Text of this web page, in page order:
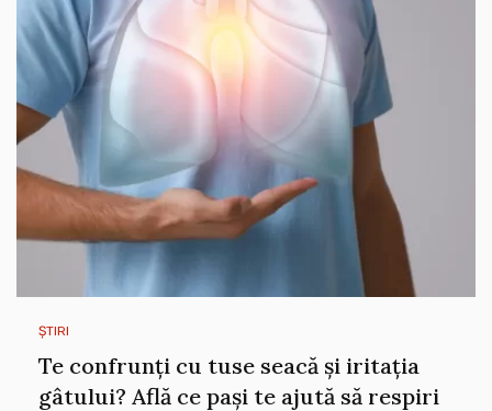
ȘTIRI
Te confrunți cu tuse seacă și iritația
gâtului? Află ce pași te ajută să respiri